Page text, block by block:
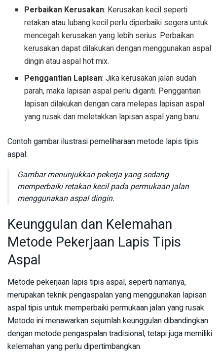
Perbaikan Kerusakan: Kerusakan kecil seperti
retakan atau lubang kecil perlu diperbaiki segera untuk
mencegah kerusakan yang lebih serius. Perbaikan
kerusakan dapat dilakukan dengan menggunakan aspal
dingin atau aspal hot mix.
Penggantian Lapisan: Jika kerusakan jalan sudah
parah, maka lapisan aspal perlu diganti. Penggantian
lapisan dilakukan dengan cara melepas lapisan aspal
yang rusak dan meletakkan lapisan aspal yang baru.
Contoh gambar ilustrasi pemeliharaan metode lapis tipis
aspal:
Gambar menunjukkan pekerja yang sedang
memperbaiki retakan kecil pada permukaan jalan
menggunakan aspal dingin.
Keunggulan dan Kelemahan
Metode Pekerjaan Lapis Tipis
Aspal
Metode pekerjaan lapis tipis aspal, seperti namanya,
merupakan teknik pengaspalan yang menggunakan lapisan
aspal tipis untuk memperbaiki permukaan jalan yang rusak.
Metode ini menawarkan sejumlah keunggulan dibandingkan
dengan metode pengaspalan tradisional, tetapi juga memiliki
kelemahan yang perlu dipertimbangkan.